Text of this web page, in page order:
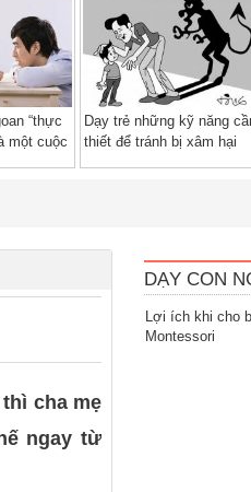
“thực
một cuộc
Dạy trẻ những kỹ năng
thiết để tránh bị xâm hại
cha mẹ
ngay từ
DẠY CON
Lợi ích khi cho
Montessori